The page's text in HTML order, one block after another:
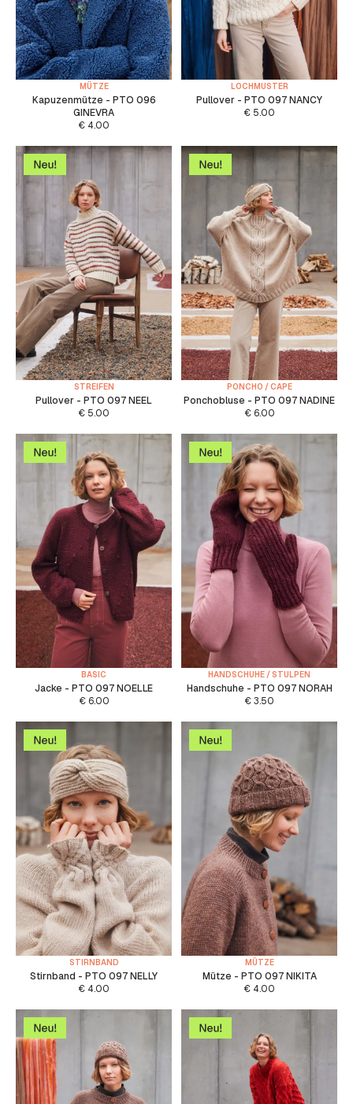
MÜTZE
Kapuzenmütze - PTO 096
GINEVRA
€ 4.00
LOCHMUSTER
Pullover - PTO 097 NANCY
€ 5.00
STREIFEN
Pullover - PTO 097 NEEL
€ 5.00
PONCHO / CAPE
Ponchobluse - PTO 097 NADINE
€6.00
BASIC
Jacke - PTO 097 NOELLE
€6.00
HANDSCHUHE / STULPEN
Handschuhe - PTO 097 NORAH
€3.50
STIRNBAND
Stirnband - PTO 097 NELLY
€ 4.00
MÜTZE
Mütze - PTO 097 NIKITA
€ 4.00